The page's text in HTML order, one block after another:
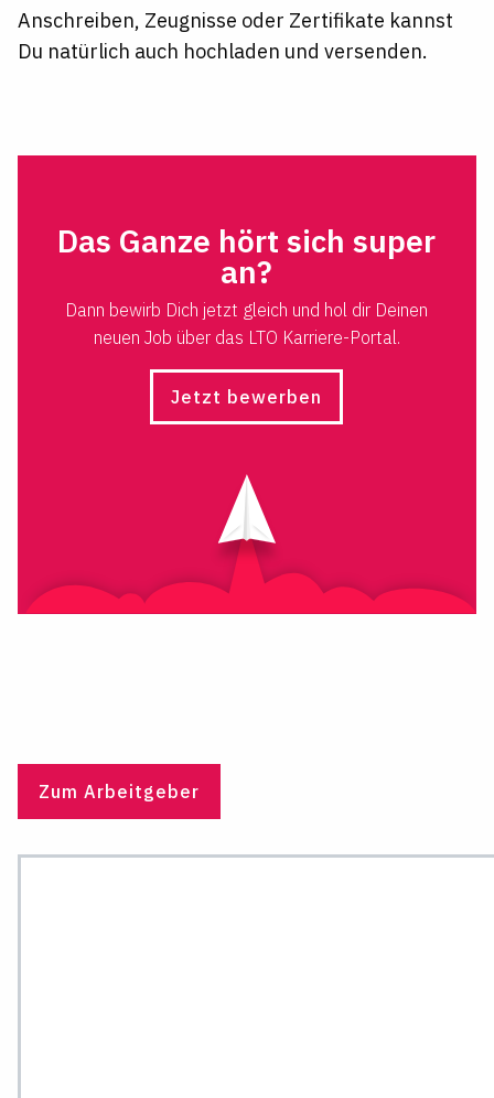
Zum Arbeitgeber
Anschreiben, Zeugnisse oder Zertifikate kannst
Du natürlich auch hochladen und versenden.
Das Ganze hört sich super
an?
Dann bewirb Dich jetzt gleich und hol dir Deinen
neuen Job über das LTO Karriere-Portal.
Jetzt bewerben